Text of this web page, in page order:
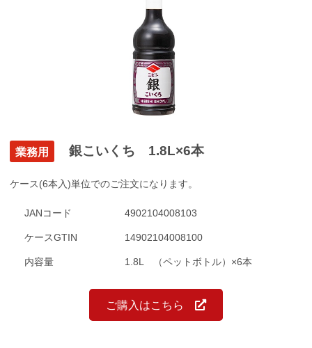
業務用 銀こいくち 1.8L×6本
ケース(6本入)単位でのご注文になります。
JANコード 4902104008103
ケースGTIN 14902104008100
内容量 1.8L （ペットボトル）×6本
ご購入はこちら